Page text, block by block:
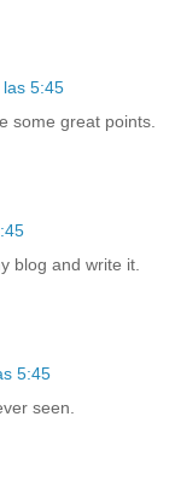
5:45
some great points.
blog and write it.
5:45
seen.